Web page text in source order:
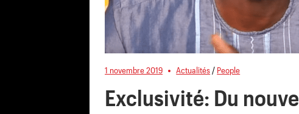
1 novembre 2019 Actualités / People
Exclusivité: Du